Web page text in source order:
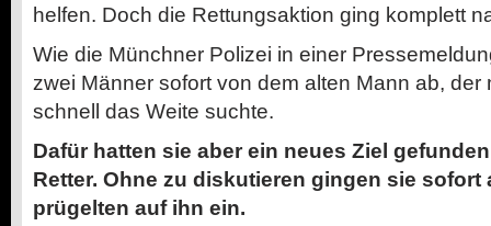
helfen. Doch die Rettungsaktion ging komplett
Wie die Münchner Polizei in einer
zwei Männer sofort von dem alten Mann ab, der
schnell das Weite suchte.
Dafür hatten sie aber ein neues Ziel
Retter. Ohne zu diskutieren gingen sie sofort
prügelten auf ihn ein.